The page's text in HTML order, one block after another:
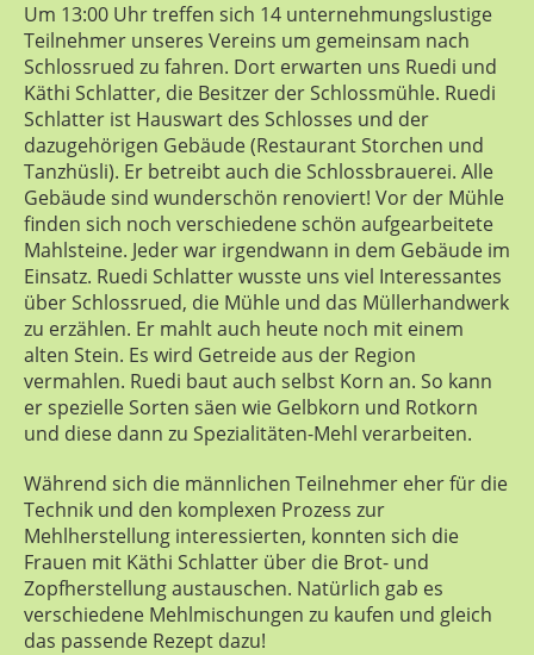
Um 13:00 Uhr treffen sich 14 unternehmungslustige
Teilnehmer unseres Vereins um gemeinsam nach
Schlossrued zu fahren. Dort erwarten uns Ruedi und
Käthi Schlatter, die Besitzer der Schlossmühle. Ruedi
Schlatter ist Hauswart des Schlosses und der
dazugehörigen Gebäude (Restaurant Storchen und
Tanzhüsli). Er betreibt auch die Schlossbrauerei. Alle
Gebäude sind wunderschön renoviert! Vor der Mühle
finden sich noch verschiedene schön aufgearbeitete
Mahlsteine. Jeder war irgendwann in dem Gebäude im
Einsatz. Ruedi Schlatter wusste uns viel Interessantes
über Schlossrued, die Mühle und das Müllerhandwerk
zu erzählen. Er mahlt auch heute noch mit einem
alten Stein. Es wird Getreide aus der Region
vermahlen. Ruedi baut auch selbst Korn an. So kann
er spezielle Sorten säen wie Gelbkorn und Rotkorn
und diese dann zu Spezialitäten-Mehl verarbeiten.
Während sich die männlichen Teilnehmer eher für die
Technik und den komplexen Prozess zur
Mehlherstellung interessierten, konnten sich die
Frauen mit Käthi Schlatter über die Brot- und
Zopfherstellung austauschen. Natürlich gab es
verschiedene Mehlmischungen zu kaufen und gleich
das passende Rezept dazu!